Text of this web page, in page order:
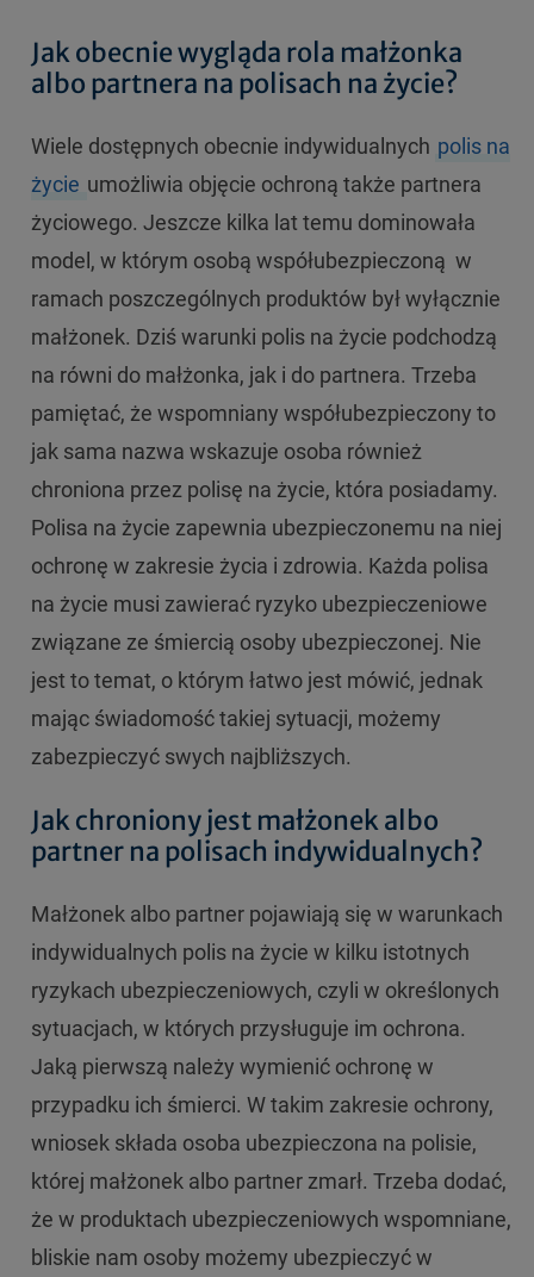
Jak obecnie wygląda rola małżonka
albo partnera na polisach na życie?
Wiele dostępnych obecnie indywidualnych polis na
życie umożliwia objęcie ochroną także partnera
życiowego. Jeszcze kilka lat temu dominowała
model, w którym osobą współubezpieczoną w
ramach poszczególnych produktów był wyłącznie
małżonek. Dziś warunki polis na życie podchodzą
na równi do małżonka, jak i do partnera. Trzeba
pamiętać, że wspomniany współubezpieczony to
jak sama nazwa wskazuje osoba również
chroniona przez polisę na życie, która posiadamy.
Polisa na życie zapewnia ubezpieczonemu na niej
ochronę w zakresie życia i zdrowia. Każda polisa
na życie musi zawierać ryzyko ubezpieczeniowe
związane ze śmiercią osoby ubezpieczonej. Nie
jest to temat, o którym łatwo jest mówić, jednak
mając świadomość takiej sytuacji, możemy
zabezpieczyć swych najbliższych.
Jak chroniony jest małżonek albo
partner na polisach indywidualnych?
Małżonek albo partner pojawiają się w warunkach
indywidualnych polis na życie w kilku istotnych
ryzykach ubezpieczeniowych, czyli w określonych
sytuacjach, w których przysługuje im ochrona.
Jaką pierwszą należy wymienić ochronę w
przypadku ich śmierci. W takim zakresie ochrony,
wniosek składa osoba ubezpieczona na polisie,
której małżonek albo partner zmarł. Trzeba dodać,
że w produktach ubezpieczeniowych wspomniane,
bliskie nam osoby możemy ubezpieczyć w